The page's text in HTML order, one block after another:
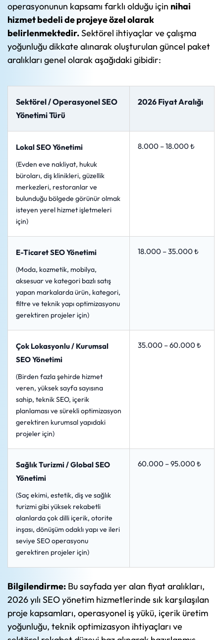
operasyonunun kapsamı farklı olduğu için nihai
hizmet bedeli de projeye özel olarak
belirlenmektedir.Sektörel ihtiyaçlar ve çalışma
yoğunluğu dikkate alınarak oluşturulan güncel paket
aralıkları genel olarak aşağıdaki gibidir:
Sektörel / Operasyonel SEO
Yönetimi Türü
2026 Fiyat Aralığı
Lokal SEO Yönetimi
(Evden eve nakliyat, hukuk
büroları, diş klinikleri, güzellik
merkezleri, restoranlar ve
bulunduğu bölgede görünür olmak
isteyen yerel hizmet işletmeleri
için)
8.000 – 18.000 ₺
E-Ticaret SEO Yönetimi
(Moda, kozmetik, mobilya,
aksesuar ve kategori bazlı satış
yapan markalarda ürün, kategori,
filtre ve teknik yapı optimizasyonu
gerektiren projeler için)
18.000 – 35.000 ₺
Çok Lokasyonlu / Kurumsal
SEO Yönetimi
(Birden fazla şehirde hizmet
veren, yüksek sayfa sayısına
sahip, teknik SEO, içerik
planlaması ve sürekli optimizasyon
gerektiren kurumsal yapıdaki
projeler için)
35.000 – 60.000 ₺
Sağlık Turizmi / Global SEO
Yönetimi
(Saç ekimi, estetik, diş ve sağlık
turizmi gibi yüksek rekabetli
alanlarda çok dilli içerik, otorite
inşası, dönüşüm odaklı yapı ve ileri
seviye SEO operasyonu
gerektiren projeler için)
60.000 – 95.000 ₺
Bilgilendirme: Bu sayfada yer alan fiyat aralıkları,
2026 yılı SEO yönetim hizmetlerinde sık karşılaşılan
proje kapsamları, operasyonel iş yükü, içerik üretim
yoğunluğu, teknik optimizasyon ihtiyaçları ve